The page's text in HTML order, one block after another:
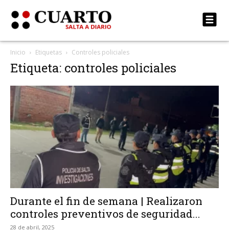
Inicio Etiquetas Controles policiales
Etiqueta: controles policiales
Durante el fin de semana | Realizaron
controles preventivos de seguridad...
28 de abril, 2025